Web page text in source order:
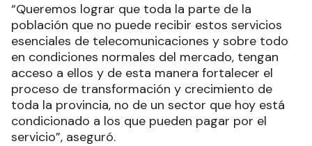
“Queremos lograr que toda la parte de la
población que no puede recibir estos servicios
esenciales de telecomunicaciones y sobre todo
en condiciones normales del mercado, tengan
acceso a ellos y de esta manera fortalecer el
proceso de transformación y crecimiento de
toda la provincia, no de un sector que hoy está
condicionado a los que pueden pagar por el
servicio”, aseguró.